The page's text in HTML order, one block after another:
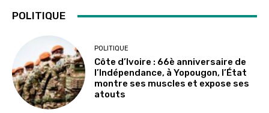
POLITIQUE
POLITIQUE
Côte d’Ivoire : 66è anniversaire de
l’Indépendance, à Yopougon, l’État
montre ses muscles et expose ses
atouts